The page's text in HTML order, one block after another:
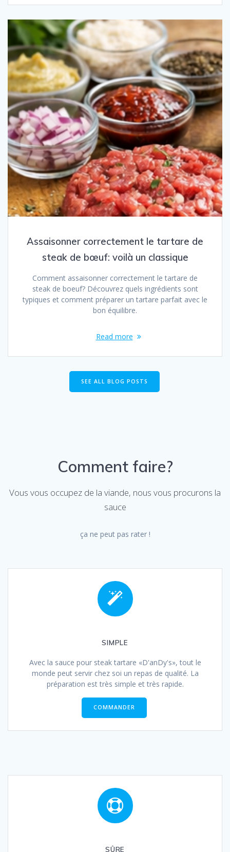
Assaisonner correctement le tartare de
steak de bœuf: voilà un classique
Comment assaisonner correctement le tartare de
steak de boeuf? Découvrez quels ingrédients sont
typiques et comment préparer un tartare parfait avec le
bon équilibre.
Read more
SEE ALL BLOG POSTS
Comment faire?
Vous vous occupez de la viande, nous vous procurons la
sauce
ça ne peut pas rater !
SIMPLE
Avec la sauce pour steak tartare «D'anDy's», tout le
monde peut servir chez soi un repas de qualité. La
préparation est très simple et très rapide.
COMMANDER
SÛRE